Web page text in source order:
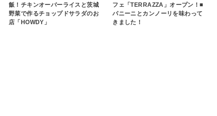
飯！チキンオーバーライスと茨城
野菜で作るチョップドサラダのお
店「HOWDY」
フェ「TERRAZZA」オープン！■
パニーニとカンノーリを味わって
きました！